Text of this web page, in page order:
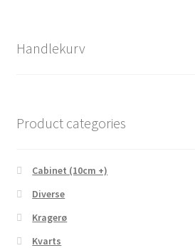
Handlekurv
Product categories
Cabinet (10cm +)
Diverse
Kragerø
Kvarts